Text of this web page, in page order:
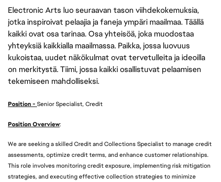
Electronic Arts luo seuraavan tason viihdekokemuksia,
jotka inspiroivat pelaajia ja faneja ympäri maailmaa. Täällä
kaikki ovat osa tarinaa. Osa yhteisöä, joka muodostaa
yhteyksiä kaikkialla maailmassa. Paikka, jossa luovuus
kukoistaa, uudet näkökulmat ovat tervetulleita ja ideoilla
on merkitystä. Tiimi, jossa kaikki osallistuvat pelaamisen
tekemiseen mahdolliseksi.
Position - Senior Specialist, Credit
Position Overview:
We are seeking a skilled Credit and Collections Specialist to manage credit
assessments, optimize credit terms, and enhance customer relationships.
This role involves monitoring credit exposure, implementing risk mitigation
strategies, and executing effective collection strategies to minimize